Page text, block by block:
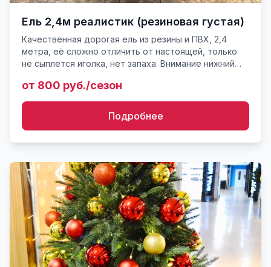
Ель 2,4м реалистик (резиновая густая)
Качественная дорогая ель из резины и ПВХ, 2,4
метра, её сложно отличить от настоящей, только
не сыплется иголка, нет запаха. Внимание нижний
помещения...
от 800 руб./сезон
Подробнее